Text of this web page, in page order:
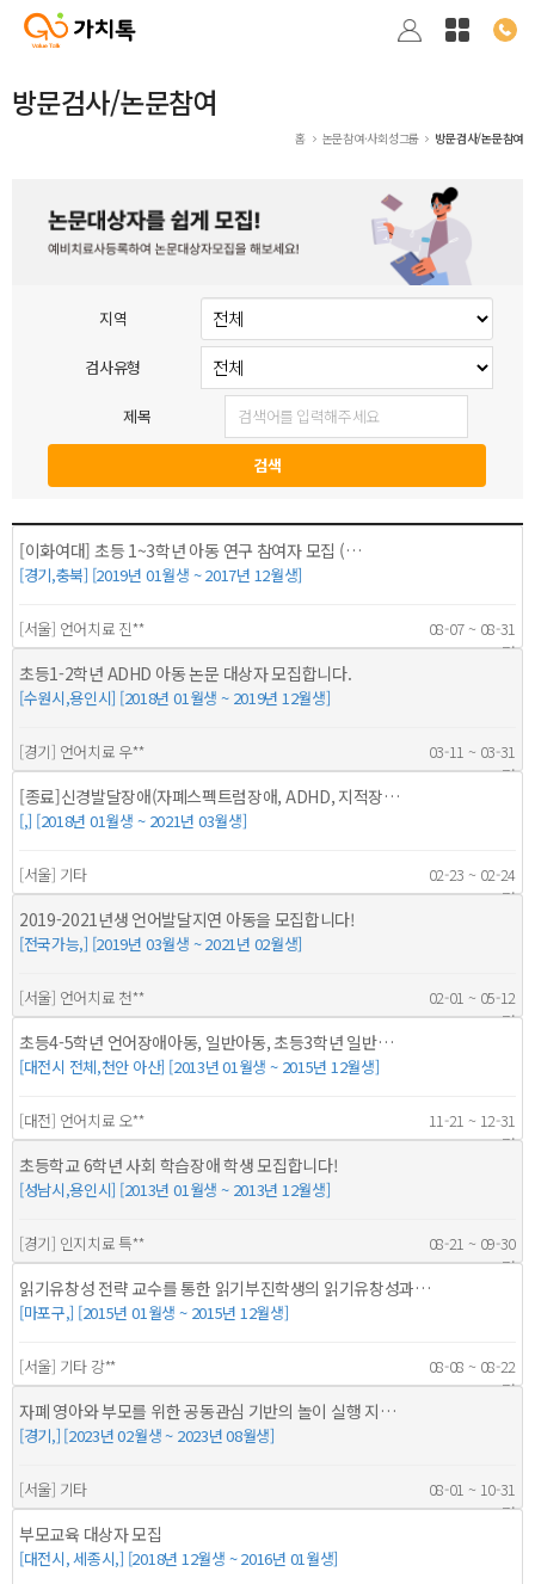
방문검사/논문참여
홈 논문참여·사회성그룹 방문검사/논문참여
지역
검사유형
제목
[이화여대] 초등 1~3학년 아동 연구 참여자 모집 (…
[경기,충북] [2019년 01월생 ~ 2017년 12월생]
[서울] 언어치료 진**
08-07 ~ 08-31
15명
초등1-2학년 ADHD 아동 논문 대상자 모집합니다.
[수원시,용인시] [2018년 01월생 ~ 2019년 12월생]
[경기] 언어치료 우**
03-11 ~ 03-31
20명
[종료]신경발달장애(자폐스펙트럼장애, ADHD, 지적장…
[,] [2018년 01월생 ~ 2021년 03월생]
[서울] 기타
02-23 ~ 02-24
152명
2019-2021년생 언어발달지연 아동을 모집합니다!
[전국가능,] [2019년 03월생 ~ 2021년 02월생]
[서울] 언어치료 천**
02-01 ~ 05-12
40명
초등4-5학년 언어장애아동, 일반아동, 초등3학년 일반…
[대전시 전체,천안 아산] [2013년 01월생 ~ 2015년 12월생]
[대전] 언어치료 오**
11-21 ~ 12-31
60명
초등학교 6학년 사회 학습장애 학생 모집합니다!
[성남시,용인시] [2013년 01월생 ~ 2013년 12월생]
[경기] 인지치료 특**
08-21 ~ 09-30
3명
읽기유창성 전략 교수를 통한 읽기부진학생의 읽기유창성과…
[마포구,] [2015년 01월생 ~ 2015년 12월생]
[서울] 기타 강**
08-08 ~ 08-22
2명
자폐 영아와 부모를 위한 공동관심 기반의 놀이 실행 지…
[경기,] [2023년 02월생 ~ 2023년 08월생]
[서울] 기타
08-01 ~ 10-31
3명
부모교육 대상자 모집
[대전시, 세종시,] [2018년 12월생 ~ 2016년 01월생]